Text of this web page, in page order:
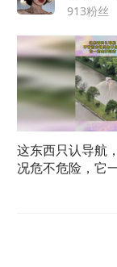
913粉丝
这东西只认导航
况危不危险，它